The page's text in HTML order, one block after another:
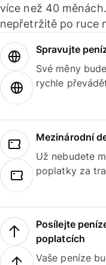
více než 40
nepřetržitě po ruce
Spravujte
Své měny
rychle
Mezinárodní
Už nebudete
poplatky za
Posílejte
poplatcích
Vaše peníze